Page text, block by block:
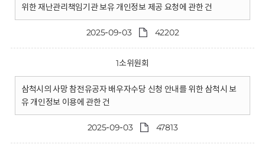
위한 재난관리책임기관 보유 개인정보 제공 요청에 관한 건
2025-09-03 42202
1소위원회
삼척시의 사망 참전유공자 배우자수당 신청 안내를 위한 삼척시 보
유 개인정보 이용에 관한 건
2025-09-03 47813